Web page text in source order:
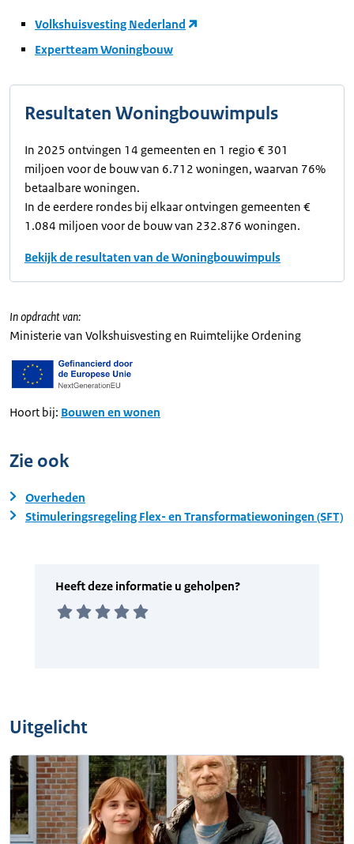
Volkshuisvesting Nederland
Expertteam Woningbouw
Resultaten Woningbouwimpuls
In 2025 ontvingen 14 gemeenten en 1 regio € 301
miljoen voor de bouw van 6.712 woningen, waarvan 76%
betaalbare woningen.
In de eerdere rondes bij elkaar ontvingen gemeenten €
1.084 miljoen voor de bouw van 232.876 woningen.
Bekijk de resultaten van de Woningbouwimpuls
In opdracht van:
Ministerie van Volkshuisvesting en Ruimtelijke Ordening
Hoort bij: Bouwen en wonen
Zie ook
Overheden
Stimuleringsregeling Flex- en Transformatiewoningen (SFT)
Uitgelicht